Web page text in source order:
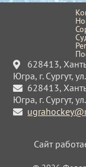
628413,
Югра, г. Сургут,
628413,
Югра, г. Сургут,
Сайт